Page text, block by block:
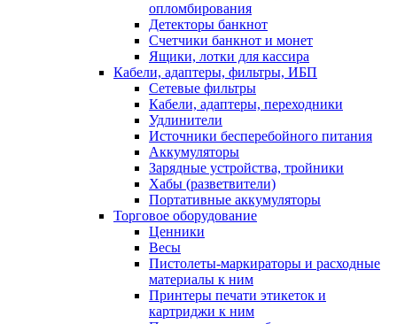
опломбирования
Детекторы банкнот
Счетчики банкнот и монет
Ящики, лотки для кассира
Кабели, адаптеры, фильтры, ИБП
Сетевые фильтры
Кабели, адаптеры, переходники
Удлинители
Источники бесперебойного питания
Аккумуляторы
Зарядные устройства, тройники
Хабы (разветвители)
Портативные аккумуляторы
Торговое оборудование
Ценники
Весы
Пистолеты-маркираторы и расходные
материалы к ним
Принтеры печати этикеток и
картриджи к ним